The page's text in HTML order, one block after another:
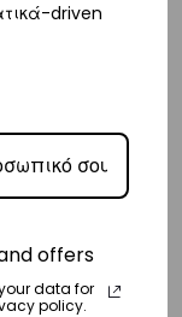
είναι στα€35
, θα αναλάβει την
3-10 εργάσιμες
driven
offers
data for
policy.